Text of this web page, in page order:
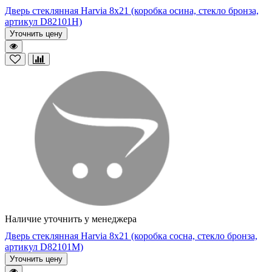
Дверь стеклянная Harvia 8х21 (коробка осина, стекло бронза,
артикул D82101H)
Уточнить цену
Наличие уточнить у менеджера
Дверь стеклянная Harvia 8х21 (коробка сосна, стекло бронза,
артикул D82101M)
Уточнить цену